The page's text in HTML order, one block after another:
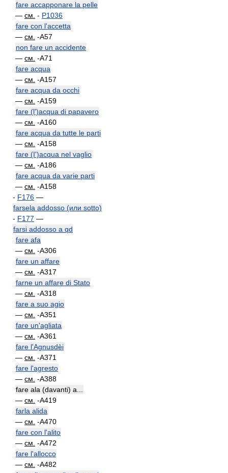
fare accapponare la pelle
— см. - P1036
fare con l'accetta
— см. -A57
non fare un accidente
— см. -A71
fare acqua
— см. -A157
fare acqua da occhi
— см. -A159
fare (l')acqua di papavero
— см. -A160
fare acqua da tutte le parti
— см. -A158
fare (I')acqua nel vaglio
— см. -A186
fare acqua da varie parti
— см. -A158
- F176 —
farsela addosso (или sotto)
- F177 —
farsi addosso a qd
fare afa
— см. -A306
fare un affare
— см. -A317
farne un affare di Stato
— см. -A318
fare a suo agio
— см. -A351
fare un'agliata
— см. -A361
fare l'Agnusdèi
— см. -A371
fare l'agresto
— см. -A388
fare ala (davanti) a...
— см. -A419
farla alida
— см. -A470
fare con l'alito
— см. -A472
fare l'allocco
— см. -A482